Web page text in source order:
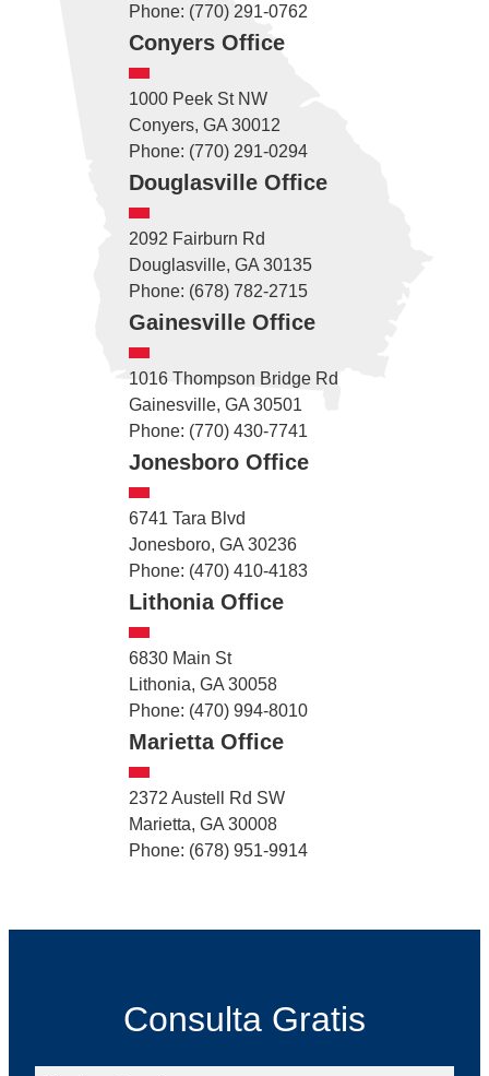
Phone: (770) 291-0762
Conyers Office
1000 Peek St NW
Conyers, GA 30012
Phone: (770) 291-0294
Douglasville Office
2092 Fairburn Rd
Douglasville, GA 30135
Phone: (678) 782-2715
Gainesville Office
1016 Thompson Bridge Rd
Gainesville, GA 30501
Phone: (770) 430-7741
Jonesboro Office
6741 Tara Blvd
Jonesboro, GA 30236
Phone: (470) 410-4183
Lithonia Office
6830 Main St
Lithonia, GA 30058
Phone: (470) 994-8010
Marietta Office
2372 Austell Rd SW
Marietta, GA 30008
Phone: (678) 951-9914
Consulta Gratis